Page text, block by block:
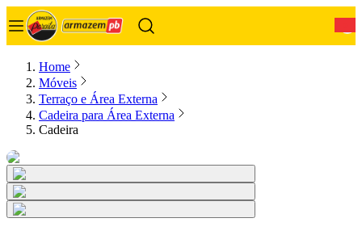
Home
Móveis
Terraço e Área Externa
Cadeira para Área Externa
Cadeira